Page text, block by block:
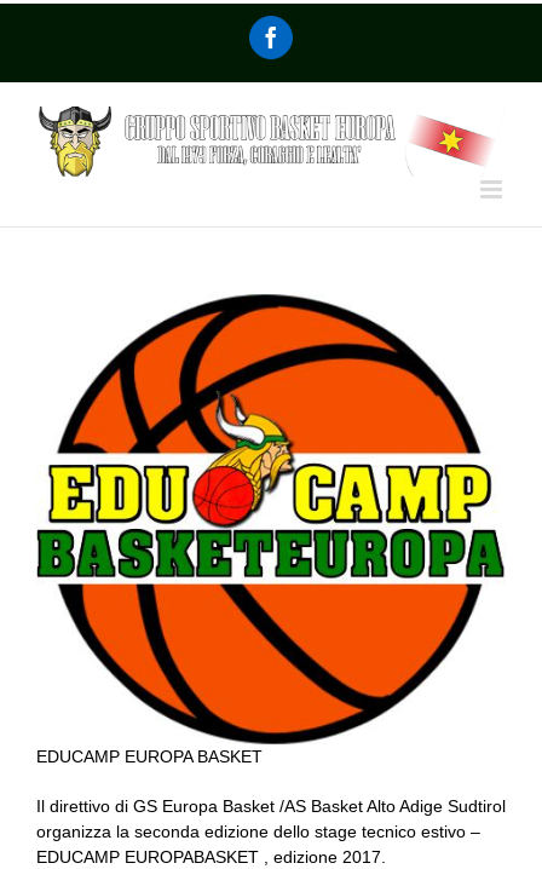
EDUCAMP EUROPA BASKET
Il direttivo di GS Europa Basket /AS Basket Alto Adige Sudtirol
organizza la seconda edizione dello stage tecnico estivo –
EDUCAMP EUROPABASKET , edizione 2017.